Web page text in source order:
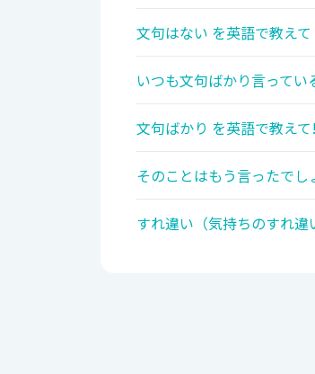
文句はない を英語で教えて
いつも文句ばかり言ってい
文句ばかり を英語で教えて!
そのことはもう言ったで
すれ違い（気持ちのすれ